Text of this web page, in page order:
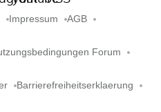
Impressum AGB
Forum
Barrierefreiheitserklaerung